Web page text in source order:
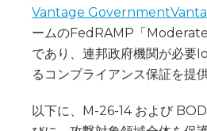
Vantage
ームのFedRAMP「
であり、連邦政府機関が必要
るコンプライアンス保証を提
以下に、M-26-14 および